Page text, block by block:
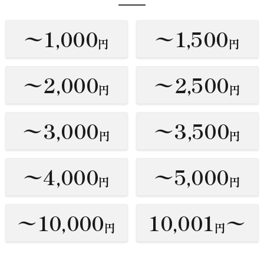
〜1,000円 〜1,500円
〜2,000円 〜2,500円
〜3,000円 〜3,500円
〜4,000円 〜5,000円
〜10,000円 10,001円〜